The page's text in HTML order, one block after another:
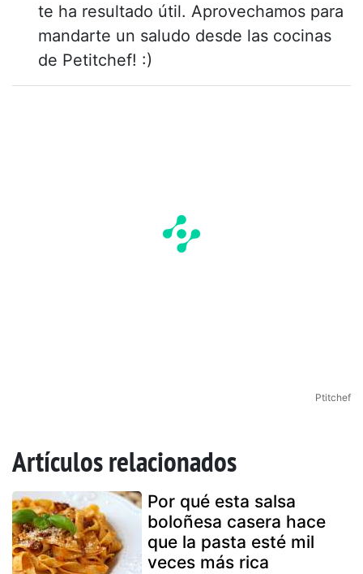
te ha resultado útil. Aprovechamos para
mandarte un saludo desde las cocinas
de Petitchef! :)
Ptitchef
Artículos relacionados
Por qué esta salsa
boloñesa casera hace
que la pasta esté mil
veces más rica